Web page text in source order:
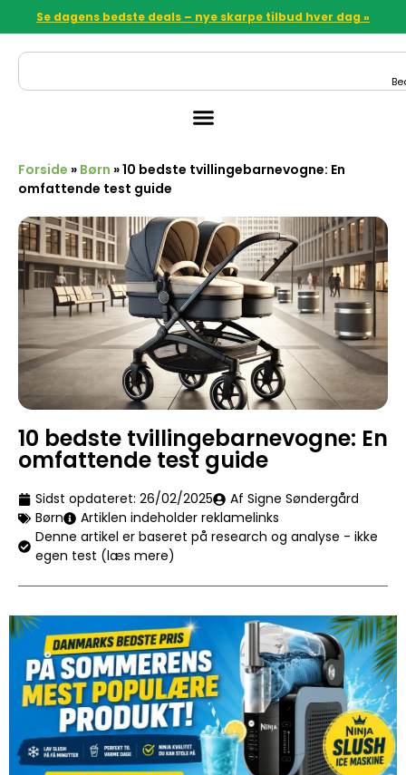
Se dagens bedste deals – nye skarpe tilbud hver dag »
Forside » Børn »10 bedste tvillingebarnevogne: En
omfattende test guide
10 bedste tvillingebarnevogne: En
omfattende test guide
Sidst opdateret: 26/02/2025
Af Signe Søndergård
Børn
Artiklen indeholder reklamelinks
Denne artikel er baseret på research og analyse - ikke
egen test (læs mere)